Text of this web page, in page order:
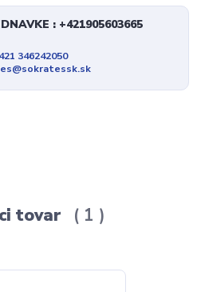
: +421905603665
346242050
tovar 1